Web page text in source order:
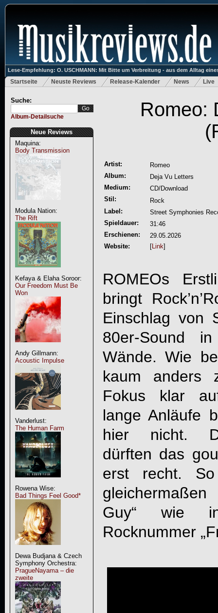
Lese-Empfehlung: O. USCHMANN: Mit Bitte um Verbreitung - aus dem Alltag
Startseite Neuste Reviews Release-Kalender News Live
Suche:
Album-Detailsuche
Neue Reviews
Maquina:
Body Transmission
Modula Nation:
The Rift
Kefaya & Elaha Soroor:
Our Freedom Must Be
Won
Andy Gillmann:
Acoustic Impulse
Vanderlust:
The Human Farm
Rowena Wise:
Bad Things Feel Good*
Dewa Budjana & Czech
Symphony Orchestra:
PragueNayama – die
zweite
Romeo:
Artist:
Romeo
Album:
Deja Vu Letters
Medium:
CD/Download
Stil:
Rock
Label:
Street Symphonies
Spieldauer:
31:46
Erschienen:
29.05.2026
Website:
[Link]
ROMEOs
bringt
Einschlag von
80er-Sound
Wände. Wie
kaum anders
Fokus klar
lange Anläufe
hier nicht.
dürften das
erst recht. So
Guy“ wie
Rocknummer